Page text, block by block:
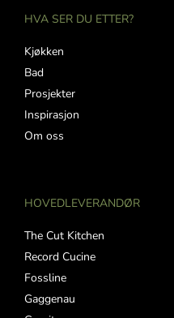
HVA SER DU ETTER?
Kjøkken
Bad
Prosjekter
Inspirasjon
Om oss
HOVEDLEVERANDØR
The Cut Kitchen
Record Cucine
Fossline
Gaggenau